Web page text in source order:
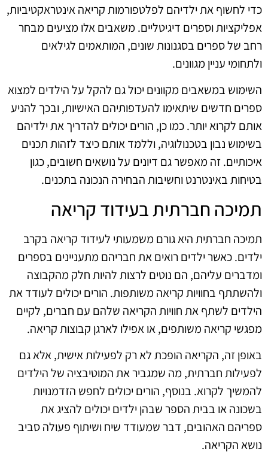
כדי לחשוף את ילדיהם לפלטפורמות קריאה אינטראקטיביות,
אפליקציות וספרים דיגיטליים. משאבים אלו מציעים מבחר
רחב של ספרים בסגנונות שונים, המותאמים לגילאים
ולתחומי עניין מגוונים.
השימוש במשאבים מקוונים יכול גם להקל על הילדים למצוא
ספרים חדשים שיתאימו להעדפותיהם האישיות, ובכך להניע
אותם לקרוא יותר. כמו כן, הורים יכולים להדריך את ילדיהם
בשימוש נבון בטכנולוגיה, וללמד אותם כיצד לזהות תכנים
איכותיים. זה מאפשר גם דיונים על נושאים חשובים, כגון
בטיחות באינטרנט וחשיבות הבחירה הנכונה בתכנים.
תמיכה חברתית בעידוד קריאה
תמיכה חברתית היא גורם משמעותי לעידוד קריאה בקרב
ילדים. כאשר ילדים רואים את חבריהם מתעניינים בספרים
ומדברים עליהם, הם נוטים לרצות להיות חלק מהקבוצה
ולהשתתף בחוויות קריאה משותפות. הורים יכולים לעודד את
הילדים לשתף את חוויות הקריאה שלהם עם חברים, לקיים
מפגשי קריאה משותפים, או אפילו לארגן קבוצות קריאה.
באופן זה, הקריאה הופכת לא רק לפעילות אישית, אלא גם
לפעילות חברתית, מה שמגביר את המוטיבציה של הילדים
להמשיך לקרוא. בנוסף, הורים יכולים לחפש הזדמנויות
בשכונה או בבית הספר שבהן ילדים יכולים להציג את
ספריהם האהובים, דבר שמעודד שיח ושיתוף פעולה סביב
נושא הקריאה.